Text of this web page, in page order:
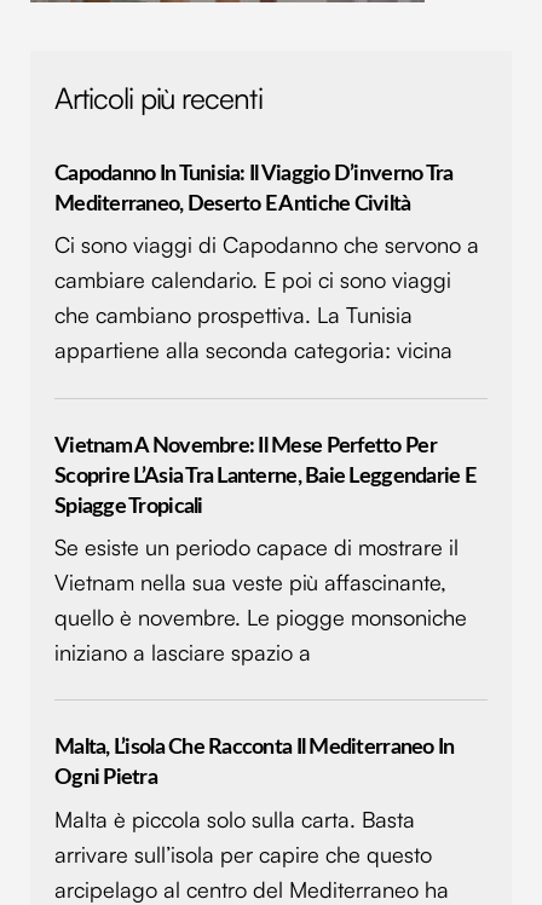
Articoli più recenti
Capodanno In Tunisia: Il Viaggio D’inverno Tra
Mediterraneo, Deserto E Antiche Civiltà
Ci sono viaggi di Capodanno che servono a
cambiare calendario. E poi ci sono viaggi
che cambiano prospettiva. La Tunisia
appartiene alla seconda categoria: vicina
Vietnam A Novembre: Il Mese Perfetto Per
Scoprire L’Asia Tra Lanterne, Baie Leggendarie E
Spiagge Tropicali
Se esiste un periodo capace di mostrare il
Vietnam nella sua veste più affascinante,
quello è novembre. Le piogge monsoniche
iniziano a lasciare spazio a
Malta, L’isola Che Racconta Il Mediterraneo In
Ogni Pietra
Malta è piccola solo sulla carta. Basta
arrivare sull’isola per capire che questo
arcipelago al centro del Mediterraneo ha